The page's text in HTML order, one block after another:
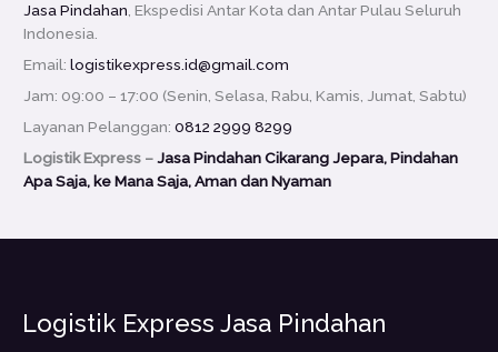
Jasa Pindahan, Ekspedisi Antar Kota dan Antar Pulau Seluruh
Indonesia.
Email:logistikexpress.id@gmail.com
Jam: 09:00 – 17:00 (Senin, Selasa, Rabu, Kamis, Jumat, Sabtu)
Layanan Pelanggan:0812 2999 8299
Logistik Express –Jasa Pindahan Cikarang Jepara, Pindahan
Apa Saja, ke Mana Saja, Aman dan Nyaman
Logistik Express Jasa Pindahan